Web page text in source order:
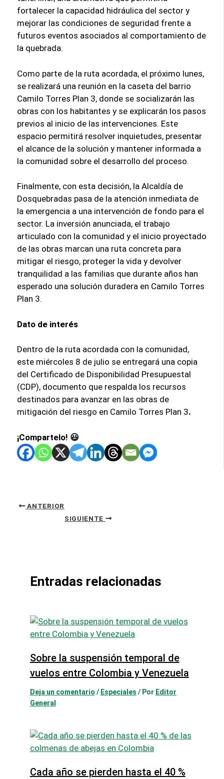
fortalecer la capacidad hidráulica del sector y
mejorar las condiciones de seguridad frente a
futuros eventos asociados al comportamiento de
la quebrada.
Como parte de la ruta acordada, el próximo lunes,
se realizará una reunión en la caseta del barrio
Camilo Torres Plan 3, donde se socializarán las
obras con los habitantes y se explicarán los pasos
previos al inicio de las intervenciones. Este
espacio permitirá resolver inquietudes, presentar
el alcance de la solución y mantener informada a
la comunidad sobre el desarrollo del proceso.
Finalmente, con esta decisión, la Alcaldía de
Dosquebradas pasa de la atención inmediata de
la emergencia a una intervención de fondo para el
sector. La inversión anunciada, el trabajo
articulado con la comunidad y el inicio proyectado
de las obras marcan una ruta concreta para
mitigar el riesgo, proteger la vida y devolver
tranquilidad a las familias que durante años han
esperado una solución duradera en Camilo Torres
Plan 3.
Dato de interés
Dentro de la ruta acordada con la comunidad,
este miércoles 8 de julio se entregará una copia
del Certificado de Disponibilidad Presupuestal
(CDP), documento que respalda los recursos
destinados para avanzar en las obras de
mitigación del riesgo en Camilo Torres Plan 3.
¡Compartelo! 😃
ANTERIOR
SIGUIENTE
Entradas relacionadas
Sobre la suspensión temporal de
vuelos entre Colombia y Venezuela
Deja un comentario / Especiales / Por Editor
General
Cada año se pierden hasta el 40 %